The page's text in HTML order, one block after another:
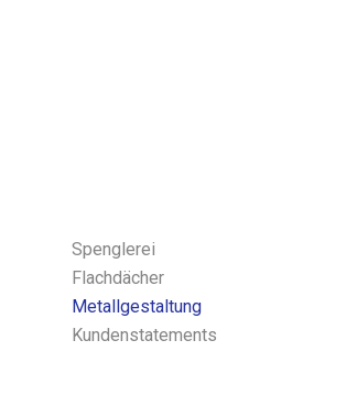
Spenglerei
Flachdächer
Metallgestaltung
Kundenstatements